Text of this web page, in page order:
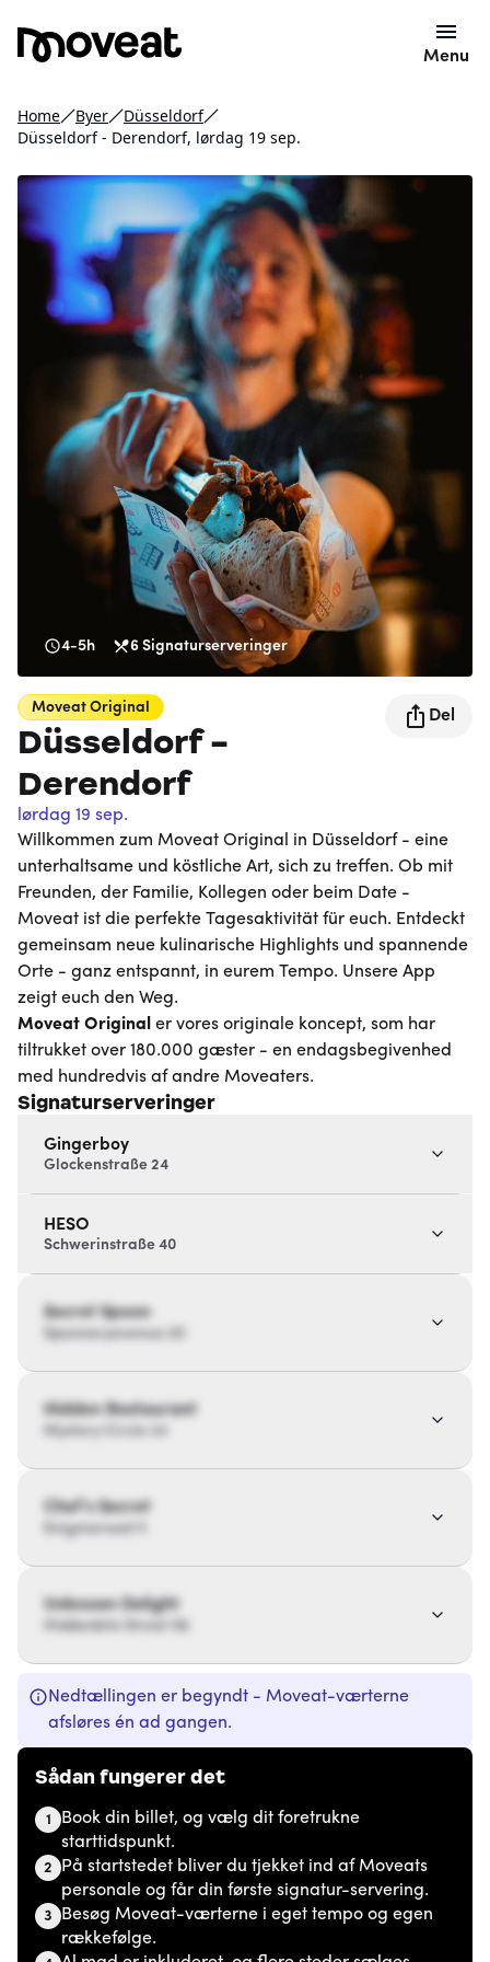
Menu
Home Byer
Düsseldorf
Düsseldorf - Derendorf, lørdag 19 sep.
4-5h 6 Signaturserveringer
Moveat Original
Düsseldorf -
Derendorf
lørdag 19 sep.
Del
Willkommen zum Moveat Original in Düsseldorf - eine
unterhaltsame und köstliche Art, sich zu treffen. Ob mit
Freunden, der Familie, Kollegen oder beim Date -
Moveat ist die perfekte Tagesaktivität für euch. Entdeckt
gemeinsam neue kulinarische Highlights und spannende
Orte - ganz entspannt, in eurem Tempo. Unsere App
zeigt euch den Weg.
Moveat Original er vores originale koncept, som har
tiltrukket over 180.000 gæster - en endagsbegivenhed
med hundredvis af andre Moveaters.
Signaturserveringer
Gingerboy
Glockenstraße 24
HESO
Schwerinstraße 40
Secret Spoon
Spoonaryavenue 20
Hidden Restaurant
Chef’s Secret
Enigmaroad 11
Unknown Delight
Hiddenbite Street 56
Nedtællingen er begyndt - Moveat-værterne
afsløres én ad gangen.
Sådan fungerer det
1
Book din billet, og vælg dit foretrukne
starttidspunkt.
2
På startstedet bliver du tjekket ind af Moveats
personale og får din første signatur-servering.
3
Besøg Moveat-værterne i eget tempo og egen
rækkefølge.